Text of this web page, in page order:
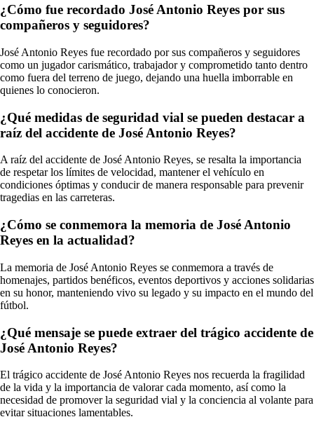
¿Cómo fue recordado José Antonio Reyes por sus
compañeros y seguidores?
José Antonio Reyes fue recordado por sus compañeros y seguidores
como un jugador carismático, trabajador y comprometido tanto dentro
como fuera del terreno de juego, dejando una huella imborrable en
quienes lo conocieron.
¿Qué medidas de seguridad vial se pueden destacar a
raíz del accidente de José Antonio Reyes?
A raíz del accidente de José Antonio Reyes, se resalta la importancia
de respetar los límites de velocidad, mantener el vehículo en
condiciones óptimas y conducir de manera responsable para prevenir
tragedias en las carreteras.
¿Cómo se conmemora la memoria de José Antonio
Reyes en la actualidad?
La memoria de José Antonio Reyes se conmemora a través de
homenajes, partidos benéficos, eventos deportivos y acciones solidarias
en su honor, manteniendo vivo su legado y su impacto en el mundo del
fútbol.
¿Qué mensaje se puede extraer del trágico accidente de
José Antonio Reyes?
El trágico accidente de José Antonio Reyes nos recuerda la fragilidad
de la vida y la importancia de valorar cada momento, así como la
necesidad de promover la seguridad vial y la conciencia al volante para
evitar situaciones lamentables.